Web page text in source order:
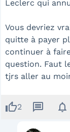
Leclerc qui
Vous devriez
quitte à payer
continuer à
question. Faut
tjrs aller au
thumb_up2 message notifications